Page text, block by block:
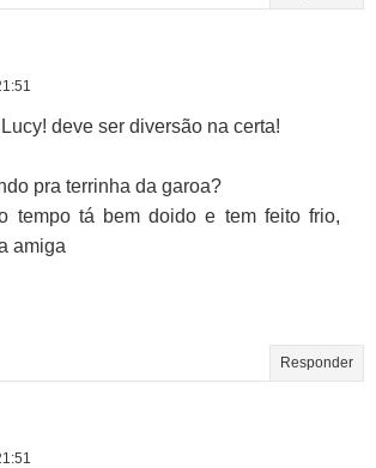
deve ser diversão na certa!
pra terrinha da garoa?
tempo tá bem doido e tem feito frio,
amiga
Responder